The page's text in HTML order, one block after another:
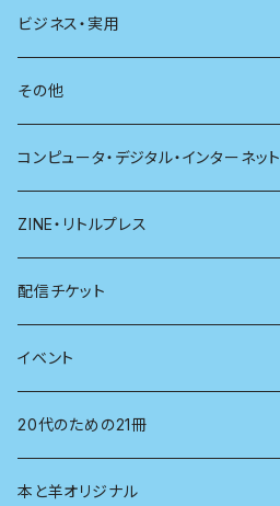
新潮
別冊太陽
科学
社会
哲学
医学
看護学
心理学
経営学
言語学
法律
電子版（PDF）
歴史
地理
ビジネス・実用
雷鳥社辞典シリーズ
その他
珈琲
雑貨
コンピュータ・デジタル・インターネット
ZINE・リトルプレス
電子版（EPub）
電子版（PDF）
配信チケット
イベント
20代のための21冊
本と羊オリジナル